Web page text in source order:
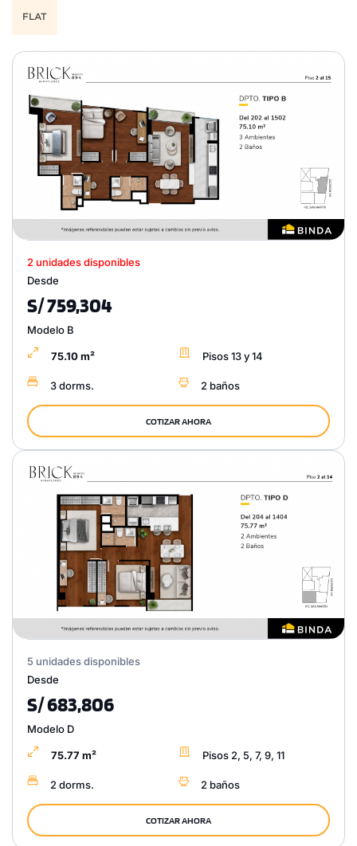
FLAT
2 unidades disponibles
Desde
S/ 759,304
Modelo B
75.10 m² Pisos 13 y 14
3 dorms. 2 baños
COTIZAR AHORA
5 unidades disponibles
Desde
S/ 683,806
Modelo D
75.77 m² Pisos 2, 5, 7, 9, 11
2 dorms. 2 baños
COTIZAR AHORA